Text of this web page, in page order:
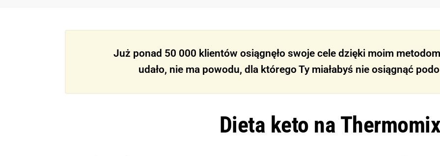
Już ponad 50 000 klientów osiągnęło swoje cele dzięki moim
udało, nie ma powodu, dla którego Ty miałabyś nie osiągnąć
Dieta keto na